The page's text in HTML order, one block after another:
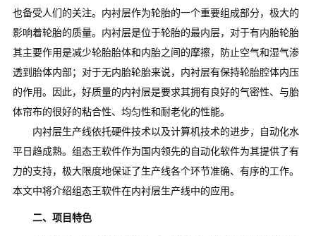
也备受人们的关注。内衬层作为轮胎的一个重要组成部分，极大的
影响着轮胎的质量。内衬层是位于轮胎的最内层，对于有内胎轮胎
其主要作用是减少轮胎胎体和内胎之间的摩擦，防止空气和湿气渗
透到胎体内部；对于无内胎轮胎来说，内衬层有保持轮胎腔体内压
的作用。因此，好质量的内衬层是要求其拥有良好的气密性、与胎
体帘布的很好的粘合性、均匀性和耐老化的性能。
内衬层生产线依托硬件技术以及计算机技术的进步，自动化水
平日趋成熟。组态王软件作为国内领先的自动化软件为其提供了有
力的支持，极大限度地保证了生产线各个环节准确、有序的工作。
本文中将介绍组态王软件在内衬层生产线中的应用。
二、项目特色